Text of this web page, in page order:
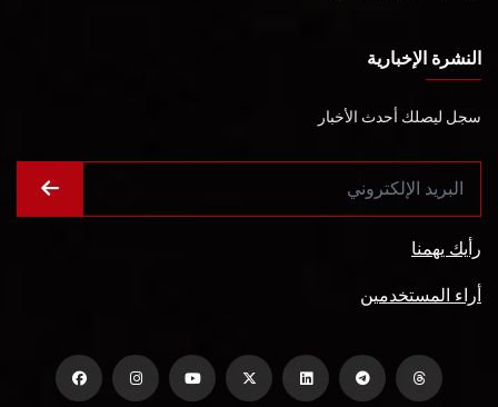
النشرة الإخبارية
سجل ليصلك أحدث الأخبار
رأيك يهمنا
أراء المستخدمين